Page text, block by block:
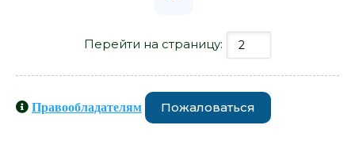
Перейти на страницу:
Правообладателям Пожаловаться